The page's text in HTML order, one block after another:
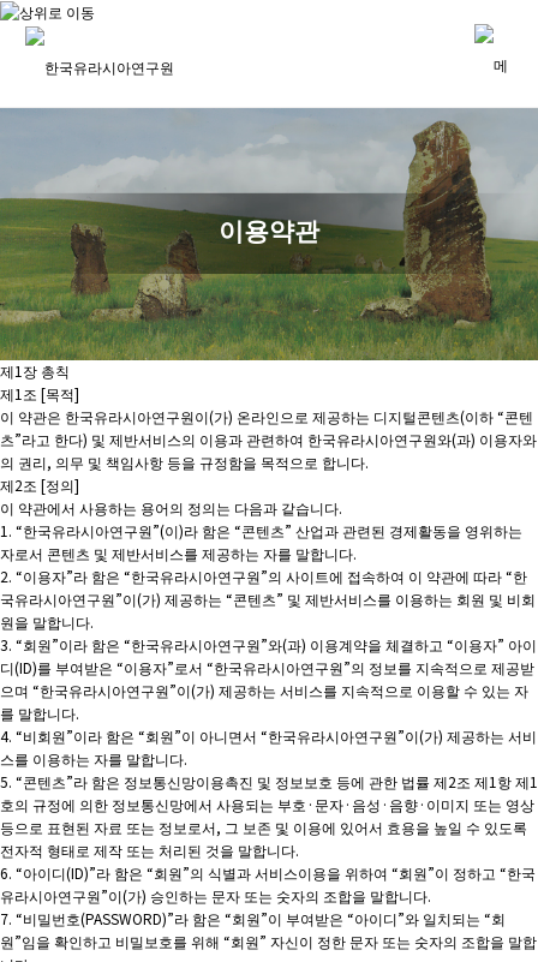
이용약관
제1장 총칙
제1조 [목적]
이 약관은 한국유라시아연구원이(가) 온라인으로 제공하는 디지털콘텐츠(이하 “콘텐
츠”라고 한다) 및 제반서비스의 이용과 관련하여 한국유라시아연구원와(과) 이용자와
의 권리, 의무 및 책임사항 등을 규정함을 목적으로 합니다.
제2조 [정의]
이 약관에서 사용하는 용어의 정의는 다음과 같습니다.
1. “한국유라시아연구원”(이)라 함은 “콘텐츠” 산업과 관련된 경제활동을 영위하는
자로서 콘텐츠 및 제반서비스를 제공하는 자를 말합니다.
2. “이용자”라 함은 “한국유라시아연구원”의 사이트에 접속하여 이 약관에 따라 “한
국유라시아연구원”이(가) 제공하는 “콘텐츠” 및 제반서비스를 이용하는 회원 및 비회
원을 말합니다.
3. “회원”이라 함은 “한국유라시아연구원”와(과) 이용계약을 체결하고 “이용자” 아이
디(ID)를 부여받은 “이용자”로서 “한국유라시아연구원”의 정보를 지속적으로 제공받
으며 “한국유라시아연구원”이(가) 제공하는 서비스를 지속적으로 이용할 수 있는 자
를 말합니다.
4. “비회원”이라 함은 “회원”이 아니면서 “한국유라시아연구원”이(가) 제공하는 서비
스를 이용하는 자를 말합니다.
5. “콘텐츠”라 함은 정보통신망이용촉진 및 정보보호 등에 관한 법률 제2조 제1항 제1
호의 규정에 의한 정보통신망에서 사용되는 부호·문자·음성·음향·이미지 또는 영상
등으로 표현된 자료 또는 정보로서, 그 보존 및 이용에 있어서 효용을 높일 수 있도록
전자적 형태로 제작 또는 처리된 것을 말합니다.
6. “아이디(ID)”라 함은 “회원”의 식별과 서비스이용을 위하여 “회원”이 정하고 “한국
유라시아연구원”이(가) 승인하는 문자 또는 숫자의 조합을 말합니다.
7. “비밀번호(PASSWORD)”라 함은 “회원”이 부여받은 “아이디”와 일치되는 “회
원”임을 확인하고 비밀보호를 위해 “회원” 자신이 정한 문자 또는 숫자의 조합을 말합